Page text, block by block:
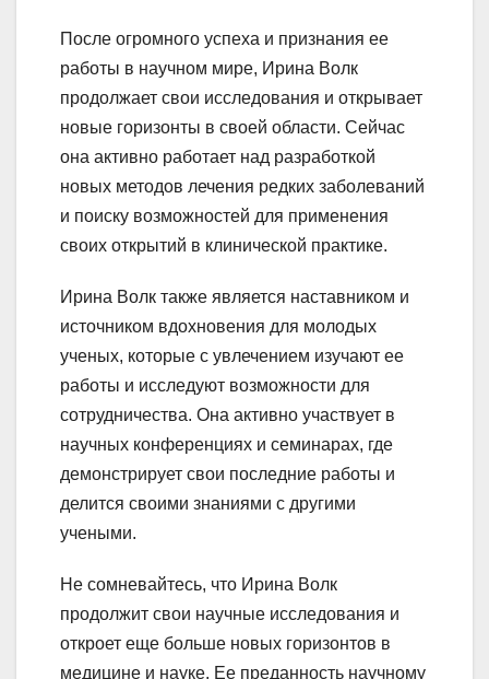
После огромного успеха и признания ее
работы в научном мире, Ирина Волк
продолжает свои исследования и открывает
новые горизонты в своей области. Сейчас
она активно работает над разработкой
новых методов лечения редких заболеваний
и поиску возможностей для применения
своих открытий в клинической практике.
Ирина Волк также является наставником и
источником вдохновения для молодых
ученых, которые с увлечением изучают ее
работы и исследуют возможности для
сотрудничества. Она активно участвует в
научных конференциях и семинарах, где
демонстрирует свои последние работы и
делится своими знаниями с другими
учеными.
Не сомневайтесь, что Ирина Волк
продолжит свои научные исследования и
откроет еще больше новых горизонтов в
медицине и науке. Ее преданность научному